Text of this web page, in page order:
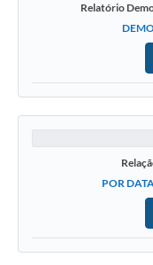
Relatório
POR